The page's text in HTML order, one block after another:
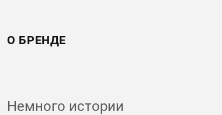
О БРЕНДЕ
Немного истории